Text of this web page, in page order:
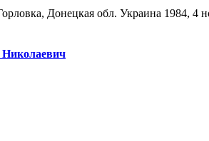
Донецкая обл. Украина 1984, 4
Николаевич